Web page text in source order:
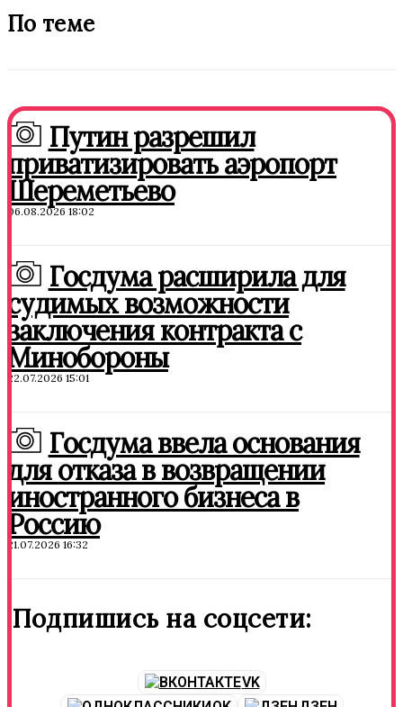
По теме
Путин разрешил
приватизировать аэропорт
Шереметьево
06.08.2026 18:02
Госдума расширила для
судимых возможности
заключения контракта с
Минобороны
22.07.2026 15:01
Госдума ввела основания
для отказа в возвращении
иностранного бизнеса в
Россию
21.07.2026 16:32
Подпишись на соцсети:
VK